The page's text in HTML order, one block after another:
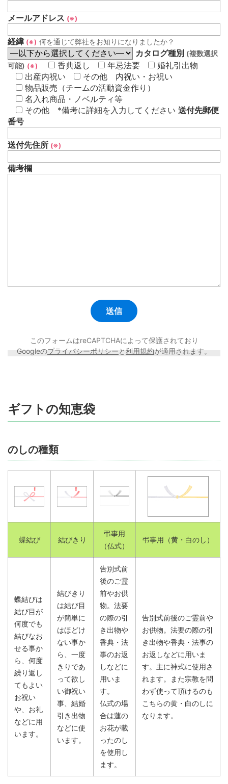
メールアドレス (※)
経緯 (※) 何を通じて弊社をお知りになりましたか？
カタログ種別 (複数選択
可能) (※) 香典返し 年忌法要
婚礼引出物
出産内祝い
その他 内祝い・お祝い
物品販売（チームの活動資金作り）
名入れ商品・ノベルティ等
その他 *備考に詳細を入力してください 送付先郵便
番号
送付先住所 (※)
備考欄
このフォームはreCAPTCHAによって保護されており
Googleのプライバシーポリシーと利用規約が適用されます。
ギフトの知恵袋
のしの種類
蝶結び 結びきり
弔事用
（仏式）
弔事用（黄・白のし）
蝶結びは
結び目が
何度でも
結びなお
せる事か
ら、何度
繰り返し
てもよい
お祝い
や、お礼
などに用
います。
結びきり
は結び目
が簡単に
はほどけ
ない事か
ら、一度
きりであ
って欲し
い御祝い
事、結婚
引き出物
などに使
います。
告別式前
後のご霊
前やお供
物。法要
の際の引
き出物や
香典・法
事のお返
しなどに
用いま
す。
仏式の場
合は蓮の
お花が載
ったのし
を使用し
ます。
告別式前後のご霊前や
お供物。法要の際の引
き出物や香典・法事の
お返しなどに用いま
す。主に神式に使用さ
れます。また宗教を問
わず使って頂けるのも
こちらの黄・白のしに
なります。